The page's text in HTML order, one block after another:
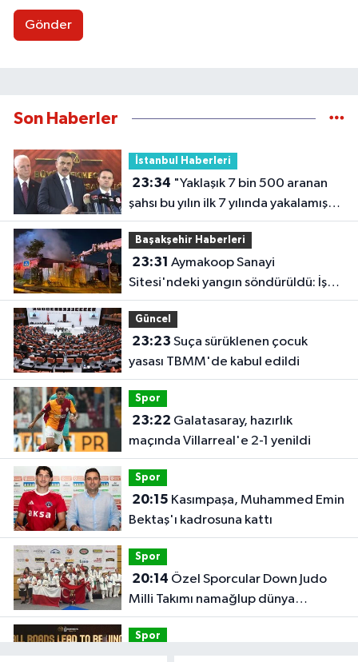
Gönder
Son Haberler
İstanbul Haberleri
23:34
şahsı bu yılın ilk 7 yılında yakalamış
durumdayız"
Başakşehir Haberleri
23:31
Sitesi'ndeki yangın söndürüldü: İş
yeri kullanılamaz hale geldi
Güncel
23:23
yasası TBMM'de kabul edildi
Spor
23:22
maçında Villarreal'e 2-1 yenildi
Spor
20:15
Bektaş'ı kadrosuna kattı
Spor
20:14
Milli Takımı namağlup dünya
şampiyonu
Spor